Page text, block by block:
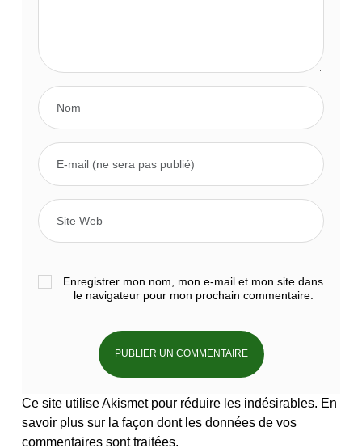
Enregistrer mon nom, mon e-mail et mon site dans
le navigateur pour mon prochain commentaire.
Ce site utilise Akismet pour réduire les indésirables. En
savoir plus sur la façon dont les données de vos
commentaires sont traitées.